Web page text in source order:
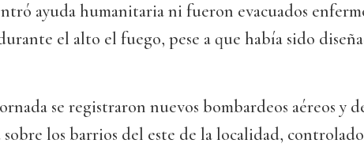
ayuda humanitaria ni fueron evacuados
el alto el fuego, pese a que había sido
se registraron nuevos bombardeos aéreos y
los barrios del este de la localidad,